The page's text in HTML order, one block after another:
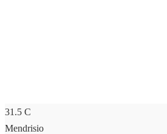
31.5 C
Mendrisio